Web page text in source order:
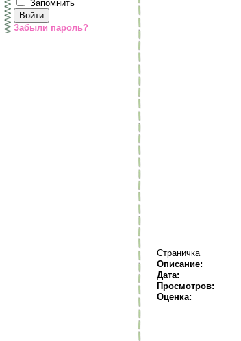
Запомнить
Забыли пароль?
Страничка
Описание:
Дата:
Просмотров:
Оценка: